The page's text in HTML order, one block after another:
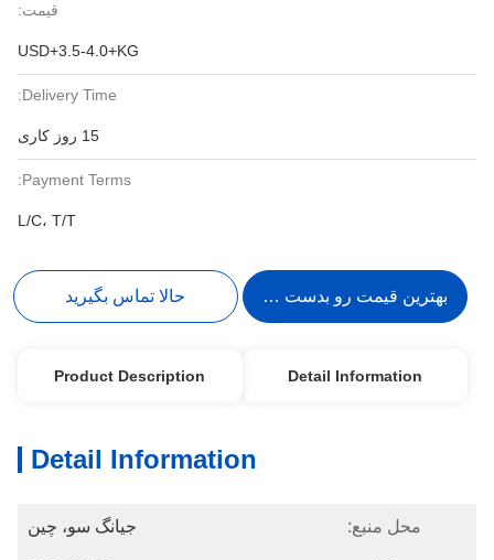
قیمت:
USD+3.5-4.0+KG
Delivery Time:
15 روز کاری
Payment Terms:
L/C، T/T
بهترین قیمت رو بدست بیار حالا تماس بگیرید
Detail Information
Product Description
Detail Information
محل منبع: جیانگ سو، چین